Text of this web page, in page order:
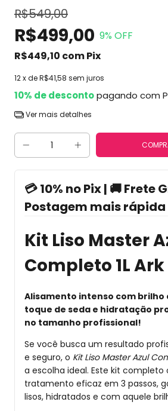
R$549,00
R$499,00 9% OFF
R$449,10 comPix
12x deR$41,58 sem juros
10% de descontopagando com
Ver mais detalhes
💳 10% no Pix | 🚚 Frete
Postagem mais rápida
Kit Liso Master
Completo 1L Ark
Alisamento intenso com brilho
toque de seda e hidratação
no tamanho profissional!
Se você busca um resultado
e seguro, o Kit Liso Master Azul
a escolha ideal. Este kit
tratamento eficaz em 3 passos,
lisos, hidratados e com aquele